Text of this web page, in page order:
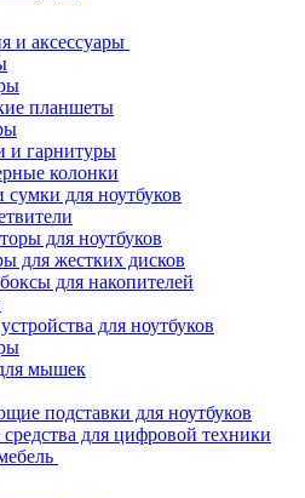
и аксессуары
планшеты
и гарнитуры
колонки
сумки для ноутбуков
для ноутбуков
для жестких дисков
для накопителей
для ноутбуков
мышек
подставки для ноутбуков
для цифровой техники